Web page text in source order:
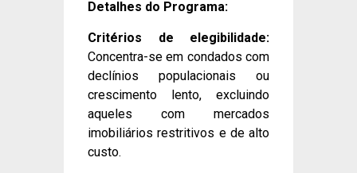
Detalhes do Programa:
Critérios de elegibilidade:
Concentra-se em condados com
declínios populacionais ou
crescimento lento, excluindo
aqueles com mercados
imobiliários restritivos e de alto
custo.